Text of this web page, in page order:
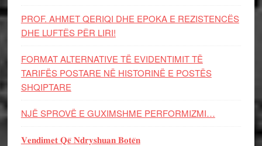
PROF. AHMET QERIQI DHE EPOKA E REZISTENCЁS
DHE LUFTЁS PЁR LIRI!
FORMAT ALTERNATIVE TË EVIDENTIMIT TË
TARIFËS POSTARE NË HISTORINË E POSTËS
SHQIPTARE
NJË SPROVË E GUXIMSHME PERFORMIZMI…
𝐕𝐞𝐧𝐝𝐢𝐦𝐞𝐭 𝐐𝐞̈ 𝐍𝐝𝐫𝐲𝐬𝐡𝐮𝐚𝐧 𝐁𝐨𝐭𝐞̈𝐧